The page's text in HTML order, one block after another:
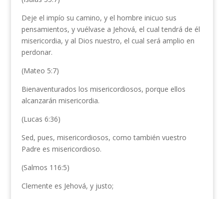
Deje el impío su camino, y el hombre inicuo sus
pensamientos, y vuélvase a Jehová, el cual tendrá de él
misericordia, y al Dios nuestro, el cual será amplio en
perdonar.
(Mateo 5:7)
Bienaventurados los misericordiosos, porque ellos
alcanzarán misericordia.
(Lucas 6:36)
Sed, pues, misericordiosos, como también vuestro
Padre es misericordioso.
(Salmos 116:5)
Clemente es Jehová, y justo;